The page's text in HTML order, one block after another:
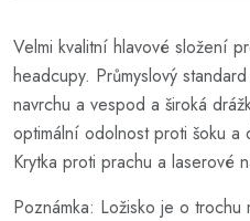
Velmi kvalitní hlavové složení
headcupy. Průmyslový
navrchu a vespod a široká
optimální odolnost proti šoku a
Krytka proti prachu a laserové
Poznámka: Ložisko je o trochu